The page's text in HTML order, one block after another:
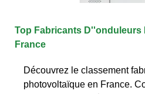
Top Fabricants D''onduleurs
France
Découvrez le classement
photovoltaïque en France.